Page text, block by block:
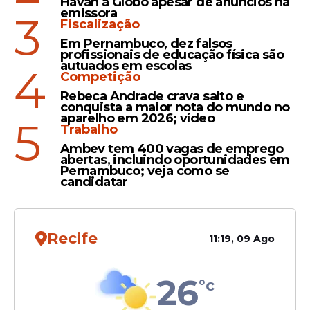
Veja Também
Nas quartas de final, dois triunfos por 3 sets
a 1 colocaram o time na semifinal, quando
enfrentou oPraia Clubee também
avançou em dois jogos.
emissora
3
Fiscalização
Em Pernambuco, dez falsos
profissionais de educação física são
autuados em escolas
4
Competição
Rebeca Andrade crava salto e
conquista a maior nota do mundo no
aparelho em 2026; vídeo
5
Trabalho
Ambev tem 400 vagas de emprego
abertas, incluindo oportunidades em
Pernambuco; veja como se
candidatar
Recife 11:19, 09 Ago
26°c